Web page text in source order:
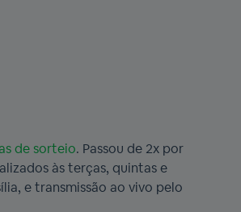
de sorteio. Passou de 2x por
às terças, quintas e
e transmissão ao vivo pelo